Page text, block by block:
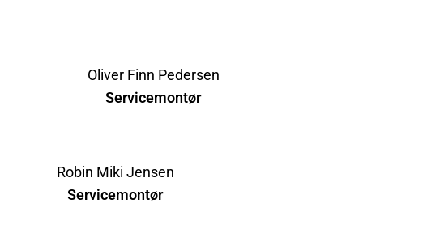
Oliver Finn Pedersen
Servicemontør
Robin Miki Jensen
Servicemontør